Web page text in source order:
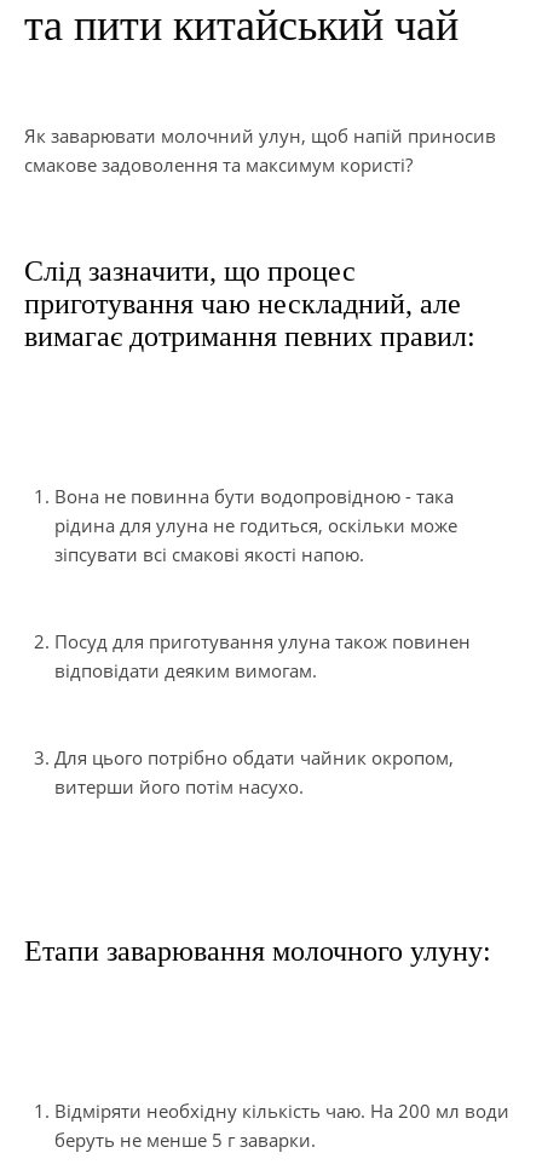
та пити китайський чай
Як заварювати молочний улун, щоб напій приносив
смакове задоволення та максимум користі?
Слід зазначити, що процес
приготування чаю нескладний, але
вимагає дотримання певних правил:
Вона не повинна бути водопровідною - така
рідина для улуна не годиться, оскільки може
зіпсувати всі смакові якості напою.
Посуд для приготування улуна також повинен
відповідати деяким вимогам.
Для цього потрібно обдати чайник окропом,
витерши його потім насухо.
Етапи заварювання молочного улуну:
Відміряти необхідну кількість чаю. На 200 мл води
беруть не менше 5 г заварки.